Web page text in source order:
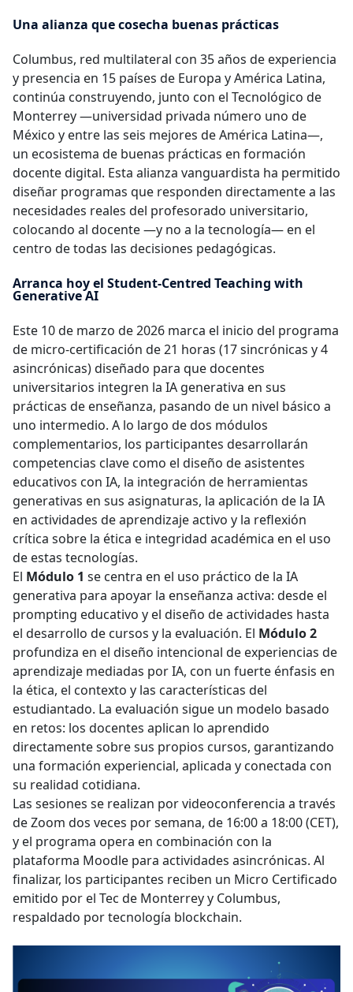
Una alianza que cosecha buenas prácticas
Columbus, red multilateral con 35 años de experiencia
y presencia en 15 países de Europa y América Latina,
continúa construyendo, junto con el Tecnológico de
Monterrey —universidad privada número uno de
México y entre las seis mejores de América Latina—,
un ecosistema de buenas prácticas en formación
docente digital. Esta alianza vanguardista ha permitido
diseñar programas que responden directamente a las
necesidades reales del profesorado universitario,
colocando al docente —y no a la tecnología— en el
centro de todas las decisiones pedagógicas.
Arranca hoy el Student-Centred Teaching with
Generative AI
Este 10 de marzo de 2026 marca el inicio del programa
de micro-certificación de 21 horas (17 sincrónicas y 4
asincrónicas) diseñado para que docentes
universitarios integren la IA generativa en sus
prácticas de enseñanza, pasando de un nivel básico a
uno intermedio. A lo largo de dos módulos
complementarios, los participantes desarrollarán
competencias clave como el diseño de asistentes
educativos con IA, la integración de herramientas
generativas en sus asignaturas, la aplicación de la IA
en actividades de aprendizaje activo y la reflexión
crítica sobre la ética e integridad académica en el uso
de estas tecnologías.
El Módulo 1 se centra en el uso práctico de la IA
generativa para apoyar la enseñanza activa: desde el
prompting educativo y el diseño de actividades hasta
el desarrollo de cursos y la evaluación. El Módulo 2
profundiza en el diseño intencional de experiencias de
aprendizaje mediadas por IA, con un fuerte énfasis en
la ética, el contexto y las características del
estudiantado. La evaluación sigue un modelo basado
en retos: los docentes aplican lo aprendido
directamente sobre sus propios cursos, garantizando
una formación experiencial, aplicada y conectada con
su realidad cotidiana.
Las sesiones se realizan por videoconferencia a través
de Zoom dos veces por semana, de 16:00 a 18:00 (CET),
y el programa opera en combinación con la
plataforma Moodle para actividades asincrónicas. Al
finalizar, los participantes reciben un Micro Certificado
emitido por el Tec de Monterrey y Columbus,
respaldado por tecnología blockchain.